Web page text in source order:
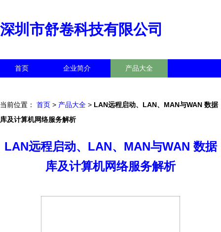
深圳市舒卷科技有限公司
首页 企业简介 产品大全
当前位置： 首页 > 产品大全 > LAN远程启动、LAN、MAN与WAN 数据
库及计算机网络服务解析
LAN远程启动、LAN、MAN与WAN 数据
库及计算机网络服务解析